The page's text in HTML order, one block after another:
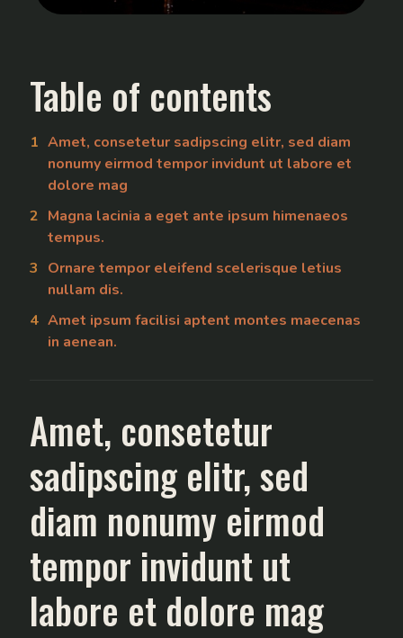
Table of contents
Amet, consetetur sadipscing elitr, sed diam
nonumy eirmod tempor invidunt ut labore et
dolore mag
Magna lacinia a eget ante ipsum himenaeos
tempus.
Ornare tempor eleifend scelerisque letius
nullam dis.
Amet ipsum facilisi aptent montes maecenas
in aenean.
Amet, consetetur
sadipscing elitr, sed
diam nonumy eirmod
tempor invidunt ut
labore et dolore mag